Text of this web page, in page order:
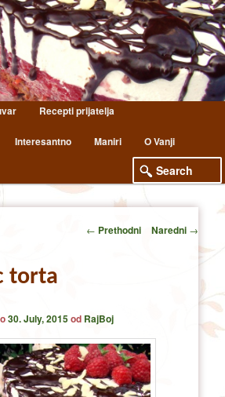
Recepti prijatelja
Interesantno Maniri O Vanji
Post
← Prethodni Naredni →
torta
30. July, 2015od RajBoj